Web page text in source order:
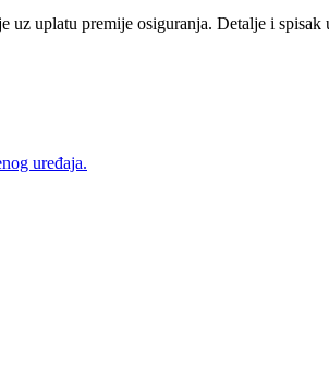
uz uplatu premije osiguranja. Detalje i
uređaja.